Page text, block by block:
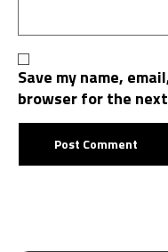
Save my name,
browser for the